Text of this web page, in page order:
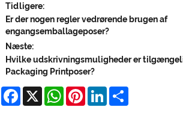
Tidligere:
Er der nogen regler vedrørende brugen af ​​
engangsemballageposer?
Næste:
Hvilke udskrivningsmuligheder er
Packaging Printposer?
Facebook
X WhatsApp
PinterestLinkedIn